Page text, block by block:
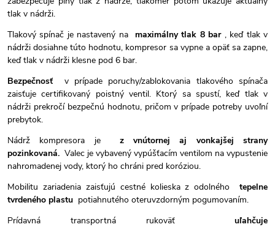
tlak v nádrži.
Tlakový spínač je nastavený na maximálny tlak 8 bar, keď tlak v
nádrži dosiahne túto hodnotu, kompresor sa vypne a opäť sa zapne,
keď tlak v nádrži klesne pod 6 bar.
Bezpečnosť
v prípade poruchy/zablokovania tlakového spínača
zaisťuje certifikovaný poistný ventil. Ktorý sa spustí, keď tlak v
nádrži prekročí bezpečnú hodnotu, pričom v prípade potreby uvoľní
prebytok.
Nádrž kompresora je z vnútornej aj vonkajšej strany
pozinkovaná. Valec je vybavený vypúšťacím ventilom na vypustenie
nahromadenej vody, ktorý ho chráni pred koróziou.
Mobilitu zariadenia zaisťujú cestné kolieska z odolného tepelne
tvrdeného plastu potiahnutého oteruvzdorným pogumovaním.
Prídavná transportná rukoväť uľahčuje